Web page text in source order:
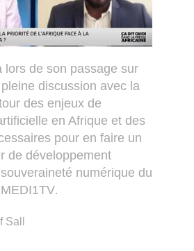
lors de son passage sur
discussion avec la
des enjeux de
en Afrique et des
pour en faire un
de développement
numérique du
MEDI1TV.